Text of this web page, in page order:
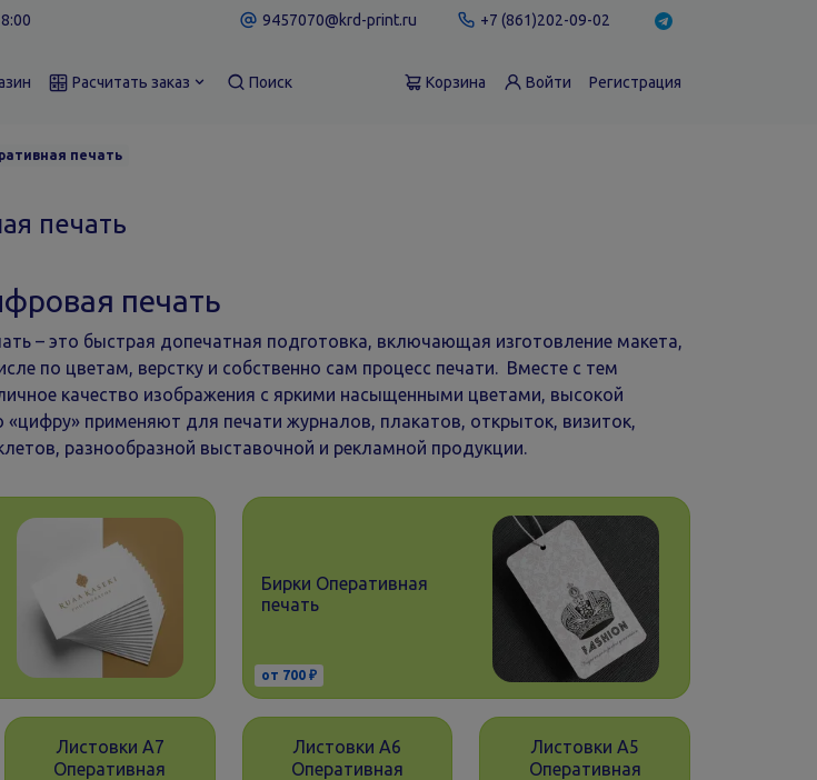
9457070@krd-print.ru +7 (861)202-09-02
Расчитать заказ Поиск Корзина Войти Регистрация
печать
печать
печать
– это быстрая допечатная подготовка, включающая изготовление макета,
по цветам, верстку и собственно сам процесс печати. Вместе с тем
качество изображения с яркими насыщенными цветами, высокой
«цифру» применяют для печати журналов, плакатов, открыток, визиток,
разнообразной выставочной и рекламной продукции.
от 700 ₽
Бирки Оперативная
печать
Листовки А7
Оперативная
Листовки А6
Оперативная
Листовки А5
Оперативная